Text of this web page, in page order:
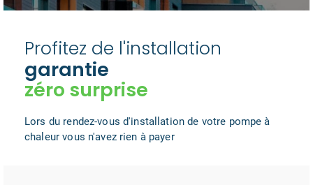
Profitez de l'installation
garantie
zéro surprise
Lors du rendez-vous d'installation de votre pompe à
chaleur vous n'avez rien à payer